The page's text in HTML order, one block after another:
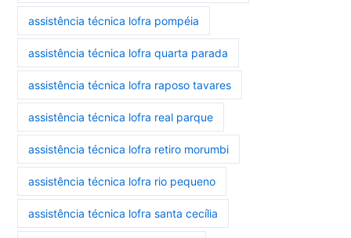
assistência técnica lofra pompéia
assistência técnica lofra quarta parada
assistência técnica lofra raposo tavares
assistência técnica lofra real parque
assistência técnica lofra retiro morumbi
assistência técnica lofra rio pequeno
assistência técnica lofra santa cecília